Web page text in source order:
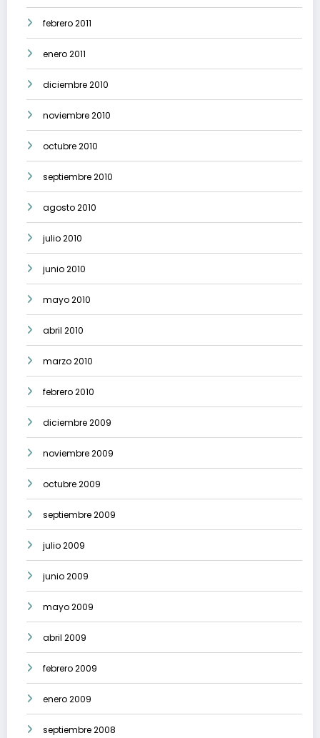
febrero 2011
enero 2011
diciembre 2010
noviembre 2010
octubre 2010
septiembre 2010
agosto 2010
julio 2010
junio 2010
mayo 2010
abril 2010
marzo 2010
febrero 2010
diciembre 2009
noviembre 2009
octubre 2009
septiembre 2009
julio 2009
junio 2009
mayo 2009
abril 2009
febrero 2009
enero 2009
septiembre 2008